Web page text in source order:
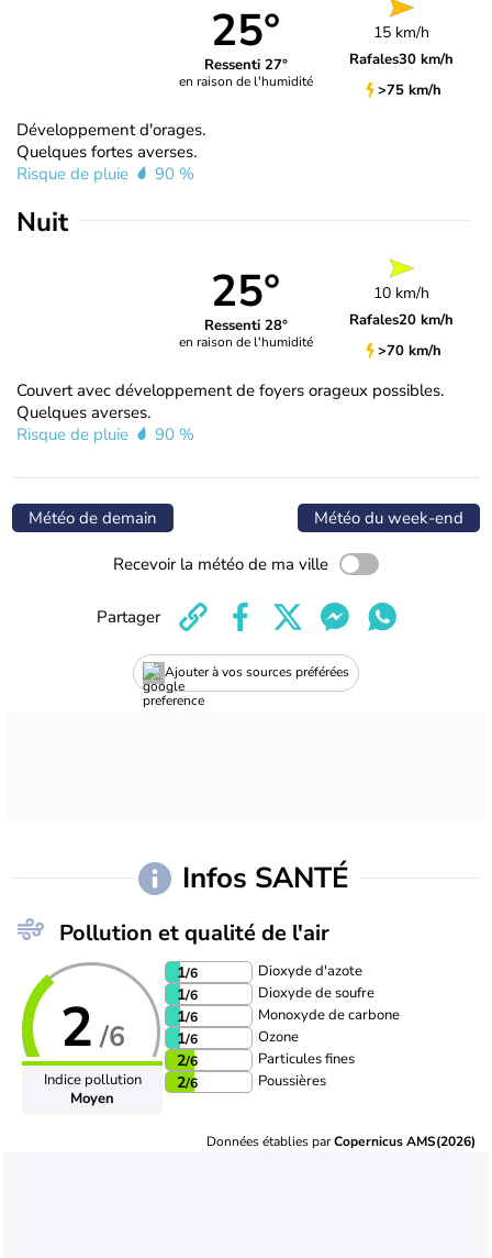
25°
Ressenti 27°
en raison de l'humidité
15 km/h
Rafales30 km/h
>75 km/h
Développement d'orages.
Quelques fortes averses.
Risque de pluie
90 %
Nuit
25°
Ressenti 28°
en raison de l'humidité
10 km/h
Rafales20 km/h
>70 km/h
Couvert avec développement de foyers orageux possibles.
Quelques averses.
Risque de pluie
90 %
Météo de demain Météo du week-end
Recevoir la météo de ma ville
Ajouter à vos sources préférées
Partager
Infos SANTÉ
Pollution et qualité de l'air
2 /6
Indice pollution
Moyen
1/6 Dioxyde d'azote
1/6 Dioxyde de soufre
1/6 Monoxyde de carbone
1/6 Ozone
2/6 Particules fines
2/6 Poussières
Données établies parCopernicus AMS(2026)